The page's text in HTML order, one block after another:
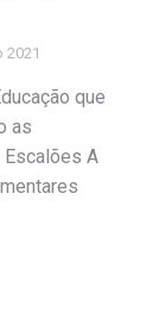
2021
que
as
A